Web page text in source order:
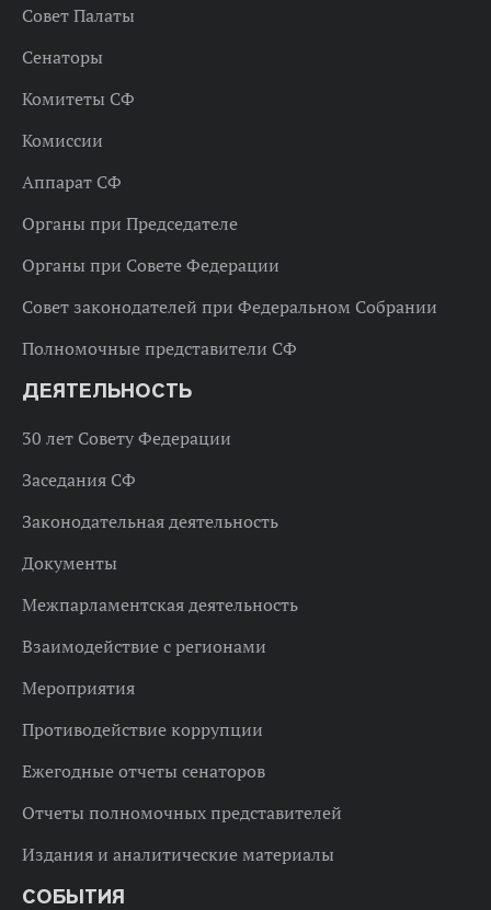
Совет Палаты
Сенаторы
Комитеты СФ
Комиссии
Аппарат СФ
Органы при Председателе
Органы при Совете Федерации
Совет законодателей при Федеральном Собрании
Полномочные представители СФ
ДЕЯТЕЛЬНОСТЬ
30 лет Совету Федерации
Заседания СФ
Законодательная деятельность
Документы
Межпарламентская деятельность
Взаимодействие с регионами
Мероприятия
Противодействие коррупции
Ежегодные отчеты сенаторов
Отчеты полномочных представителей
Издания и аналитические материалы
СОБЫТИЯ